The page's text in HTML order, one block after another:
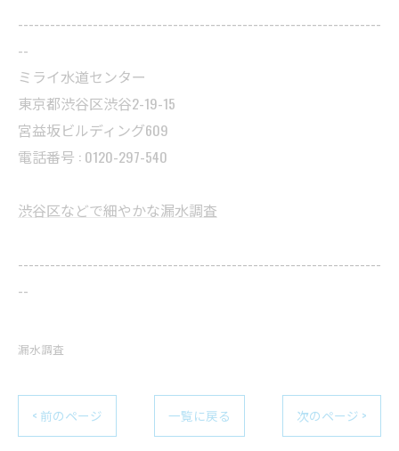
--------------------------------------------------------------------
--
ミライ水道センター
東京都渋谷区渋谷2-19-15
宮益坂ビルディング609
電話番号 : 0120-297-540
渋谷区などで細やかな漏水調査
--------------------------------------------------------------------
--
漏水調査
< 前のページ 一覧に戻る 次のページ >